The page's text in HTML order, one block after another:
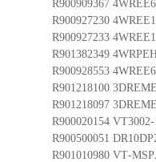
R900909367
R900927230
R900927233
R901382349
R900928553
R901218100
R901218097
R900020154
R900500051
R901010980 VT-